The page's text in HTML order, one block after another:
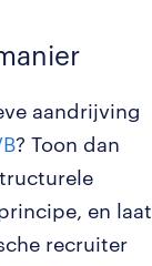
aandrijving
? Toon dan
en laat
recruiter